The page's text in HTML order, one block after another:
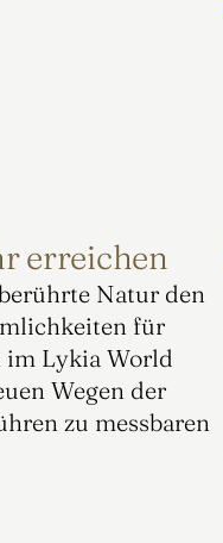
erreichen
Natur den
für
im Lykia World
Wegen der
zu messbaren